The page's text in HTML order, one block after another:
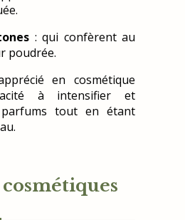
: qui confèrent au
poudrée.
en cosmétique
à intensifier et
tout en étant